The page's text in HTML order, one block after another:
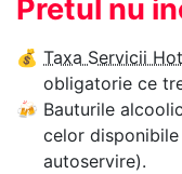
Pretul nu
💰 Taxa Servicii
obligatorie ce
🍻 Bauturile
celor
autoservire).